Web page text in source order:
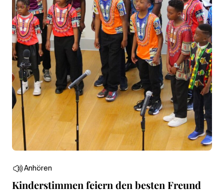
Anhören
Kinderstimmen feiern den besten Freund